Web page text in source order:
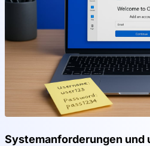
Systemanforderungen